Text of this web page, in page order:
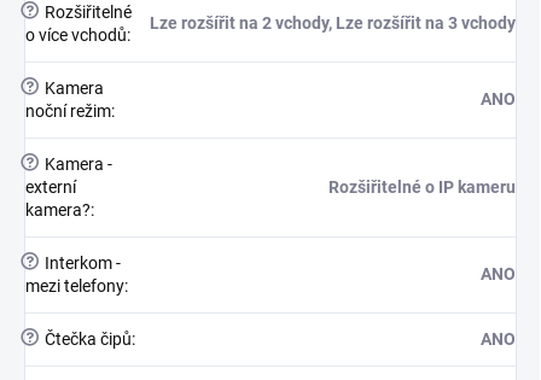
?
Rozšiřitelné
o více vchodů:
Lze rozšířit na 2 vchody, Lze rozšířit na 3 vchody
?
Kamera
noční režim:
ANO
?
Kamera -
externí
kamera?:
Rozšiřitelné o IP kameru
?
Interkom -
mezi telefony:
ANO
? Čtečka čipů: ANO